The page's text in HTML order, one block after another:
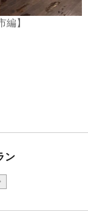
】
ン